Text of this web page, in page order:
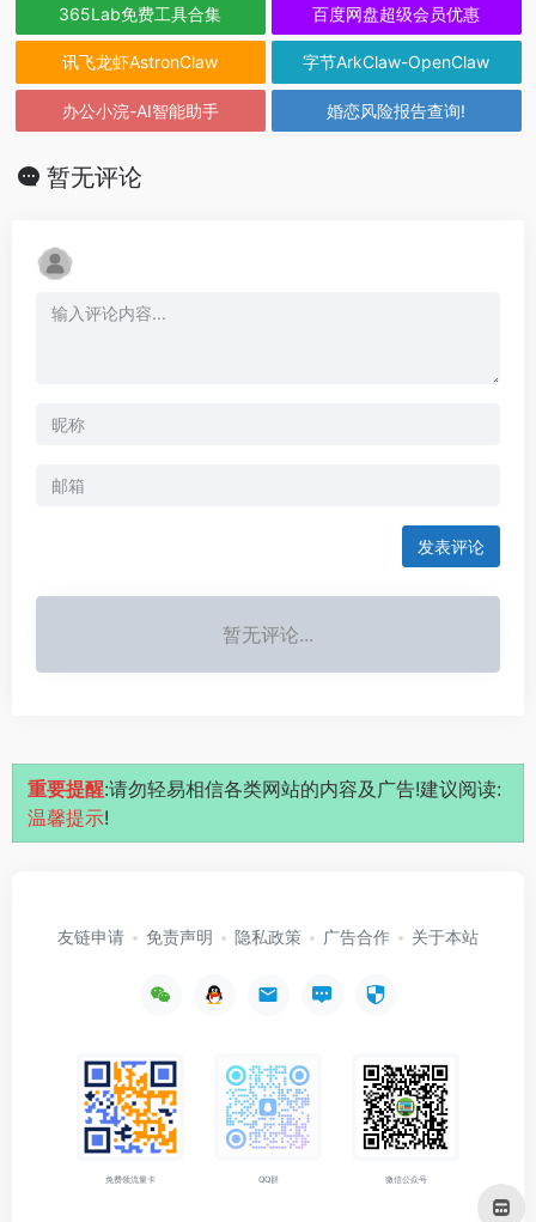
365Lab免费工具合集 百度网盘超级会员优惠
讯飞龙虾AstronClaw 字节ArkClaw-OpenClaw
办公小浣-AI智能助手 婚恋风险报告查询!
暂无评论
发表评论
暂无评论...
重要提醒:请勿轻易相信各类网站的内容及广告!建议阅读:
温馨提示!
友链申请 免责声明 隐私政策 广告合作 关于本站
免费领流量卡 QQ群 微信公众号